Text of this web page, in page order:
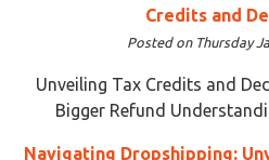
Credits and
Posted on Thursday
Unveiling Tax Credits and
Bigger Refund
Navigating Dropshipping: